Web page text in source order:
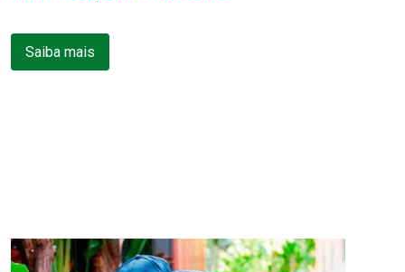
Saiba mais